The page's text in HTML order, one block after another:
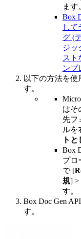
ます
Box
して
グ (
ジッ
スト
ンプ
以下の方法を使
す。
はそ
先フ
ルを
ト
Box
プロ
で [
規] >
す。
Box Doc Gen
す。